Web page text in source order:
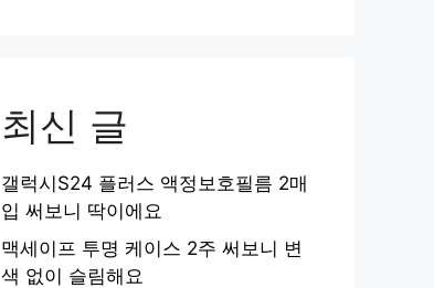
최신 글
갤럭시S24 플러스 액정보호필름 2매
입 써보니 딱이에요
맥세이프 투명 케이스 2주 써보니 변
색 없이 슬림해요